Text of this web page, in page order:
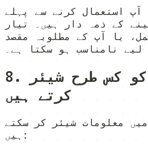
آپ استعمال کرنے سے پہلے AI سے تیار کردہ
کے ذمہ دار ہیں۔ تیار
یا آپ کے مطلوبہ مقصد
لیے نامناسب ہو سکتا ہے۔
8. ہم معلومات کو کس طرح شیئر
کرتے ہیں
معلومات شیئر کر سکتے
ہیں: